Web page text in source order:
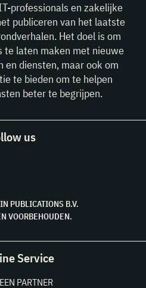
professionals en zakelijke
publiceren van het laatste
Het doel is om
te laten maken met nieuwe
en diensten, maar ook om
te bieden om te helpen
beter te begrijpen.
us
PUBLICATIONS B.V.
VOORBEHOUDEN.
Service
PARTNER